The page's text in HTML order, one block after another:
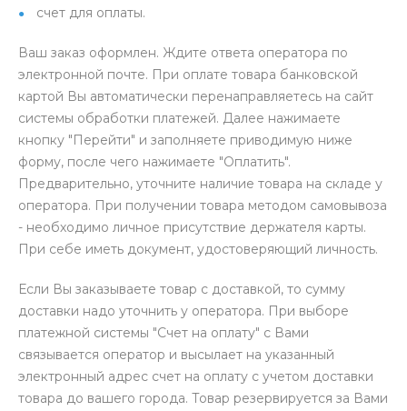
счет для оплаты.
Ваш заказ оформлен. Ждите ответа оператора по
электронной почте. При оплате товара банковской
картой Вы автоматически перенаправляетесь на сайт
системы обработки платежей. Далее нажимаете
кнопку "Перейти" и заполняете приводимую ниже
форму, после чего нажимаете "Оплатить".
Предварительно, уточните наличие товара на складе у
оператора. При получении товара методом самовывоза
- необходимо личное присутствие держателя карты.
При себе иметь документ, удостоверяющий личность.
Если Вы заказываете товар с доставкой, то сумму
доставки надо уточнить у оператора. При выборе
платежной системы "Счет на оплату" с Вами
связывается оператор и высылает на указанный
электронный адрес счет на оплату с учетом доставки
товара до вашего города. Товар резервируется за Вами